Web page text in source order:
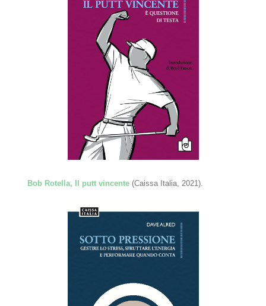
Bob Rotella, Il putt vincente (Caissa Italia, 2021).